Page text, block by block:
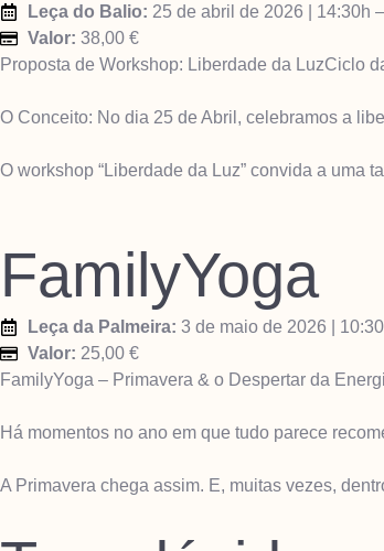
Leça do Balio: 25 de abril de 2026 | 14:30h
Valor: 38,00 €
Proposta de Workshop: Liberdade da Luz ​Ciclo
​O Conceito: No dia 25 de Abril, celebramos a
O workshop “Liberdade da Luz” convida a uma
FamilyYoga
Leça da Palmeira: 3 de maio de 2026 |
Valor: 25,00 €
FamilyYoga – Primavera & o Despertar da
Há momentos no ano em que tudo parece
A Primavera chega assim. E, muitas vezes,